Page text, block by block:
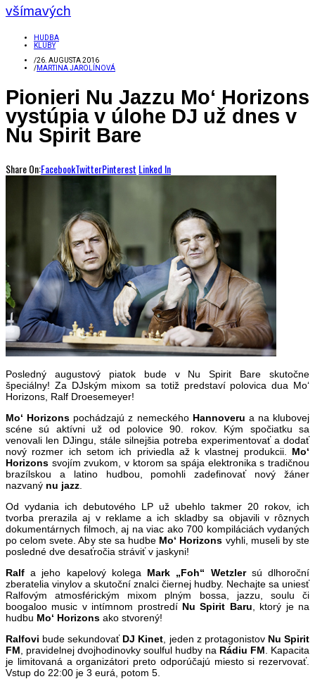
všímavých
HUDBA
KLUBY
/26. AUGUSTA 2016
/MARTINA JAROLÍNOVÁ
Pionieri Nu Jazzu Mo‘ Horizons
vystúpia v úlohe DJ už dnes v
Nu Spirit Bare
Share On:FacebookTwitterPinterest Linked In
Posledný augustový piatok bude v Nu Spirit Bare skutočne
špeciálny! Za DJským mixom sa totiž predstaví polovica dua Mo‘
Horizons, Ralf Droesemeyer!
Mo‘ Horizons pochádzajú z nemeckého Hannoveru a na klubovej
scéne sú aktívni už od polovice 90. rokov. Kým spočiatku sa
venovali len DJingu, stále silnejšia potreba experimentovať a dodať
nový rozmer ich setom ich priviedla až k vlastnej produkcii. Mo‘
Horizons svojím zvukom, v ktorom sa spája elektronika s tradičnou
brazílskou a latino hudbou, pomohli zadefinovať nový žáner
nazvaný nu jazz
Od vydania ich debutového LP už ubehlo takmer 20 rokov, ich
tvorba prerazila aj v reklame a ich skladby sa objavili v rôznych
dokumentárnych filmoch, aj na viac ako 700 kompiláciách vydaných
po celom svete. Aby ste sa hudbe Mo‘ Horizons vyhli, museli by ste
posledné dve desaťročia stráviť v jaskyni!
Ralf a jeho kapelový kolega Mark „Foh“ Wetzlersú dlhoroční
zberatelia vinylov a skutoční znalci čiernej hudby. Nechajte sa uniesť
Ralfovým atmosférickým mixom plným bossa, jazzu, soulu či
boogaloo music v intímnom prostredí Nu Spirit Baru , ktorý je na
hudbu Mo‘ Horizons ako stvorený!
Ralfovi bude sekundovať DJ Kinet , jeden z protagonistov Nu Spirit
FM , pravidelnej dvojhodinovky soulful hudby na Rádiu FM . Kapacita
je limitovaná a organizátori preto odporúčajú miesto si rezervovať.
Vstup do 22:00 je 3 eurá, potom 5.